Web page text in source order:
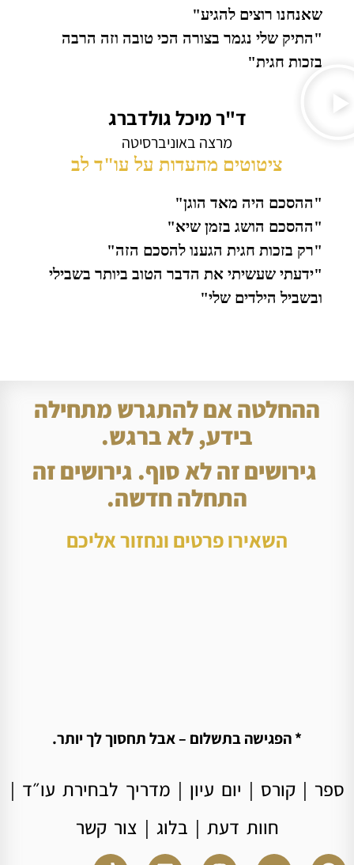
שאנחנו רוצים להגיע"
"התיק שלי נגמר בצורה הכי טובה וזה הרבה
בזכות חגית"
ד"ר מיכל גולדברג
מרצה באוניברסיטה
ציטוטים מהעדות על עו"ד לב
"ההסכם היה מאד הוגן"
"ההסכם הושג בזמן שיא"
"רק בזכות חגית הגענו להסכם הזה"
"ידעתי שעשיתי את הדבר הטוב ביותר בשבילי
ובשביל הילדים שלי"
ההחלטה אם להתגרש מתחילה
בידע, לא ברגש.
גירושים זה לא סוף. גירושים זה
התחלה חדשה.
השאירו פרטים ונחזור אליכם
* הפגישה בתשלום – אבל תחסוך לך יותר.
ספר |קורס | יום עיון | מדריך לבחירת עו״ד |
חוות דעת | בלוג | צור קשר